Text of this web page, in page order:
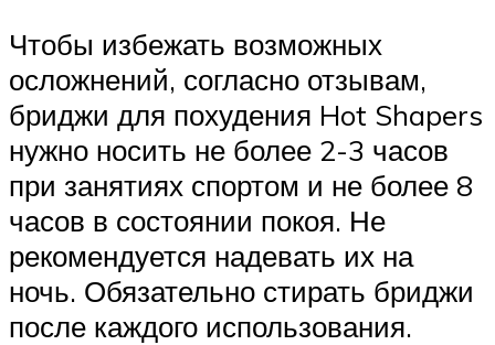
Чтобы избежать возможных
осложнений, согласно отзывам,
бриджи для похудения Hot Shapers
нужно носить не более 2-3 часов
при занятиях спортом и не более 8
часов в состоянии покоя. Не
рекомендуется надевать их на
ночь. Обязательно стирать бриджи
после каждого использования.